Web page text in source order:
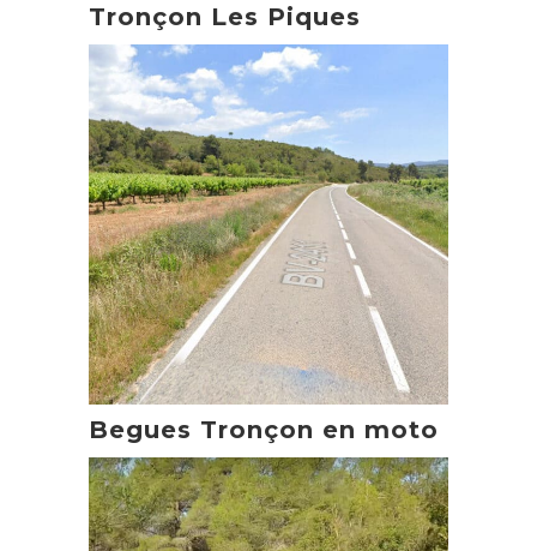
Tronçon Les Piques
Begues Tronçon en moto